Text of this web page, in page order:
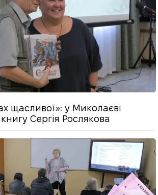
щасливої»: у Миколаєві
Сергія Рослякова